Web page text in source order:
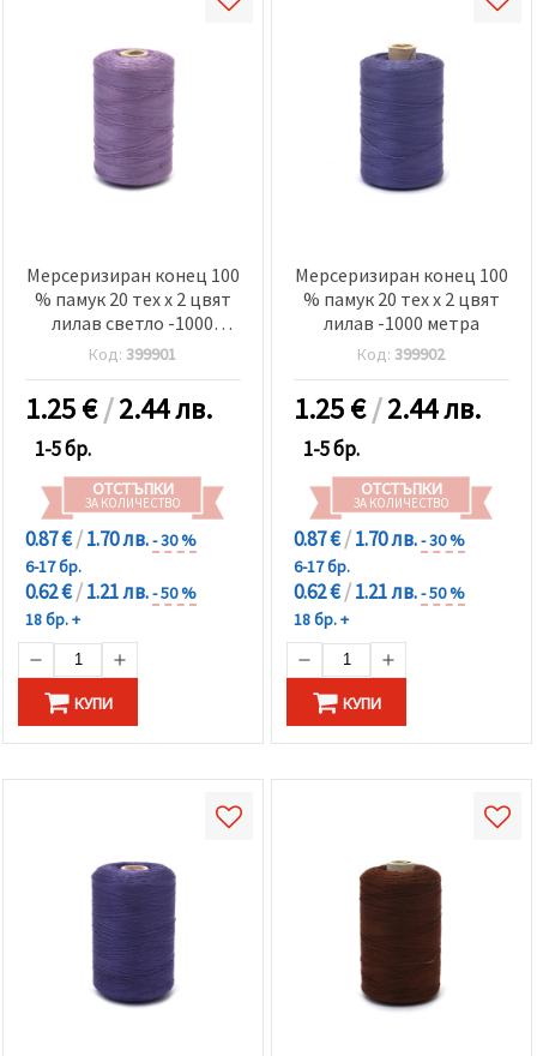
Мерсеризиран конец 100
% памук 20 тех x 2 цвят
лилав светло -1000
метра
Код:399901
1.25€/2.44 лв.
1-5 бр.
ОТСТЪПКИ
ЗА КОЛИЧЕСТВО
0.87 €/1.70 лв.- 30 %
6-17 бр.
0.62 €/1.21 лв.- 50 %
18 бр. +
КУПИ
Мерсеризиран конец 100
% памук 20 тех x 2 цвят
лилав -1000 метра
Код:399902
1.25€/2.44 лв.
1-5 бр.
ОТСТЪПКИ
ЗА КОЛИЧЕСТВО
0.87 €/1.70 лв.- 30 %
6-17 бр.
0.62 €/1.21 лв.- 50 %
18 бр. +
КУПИ